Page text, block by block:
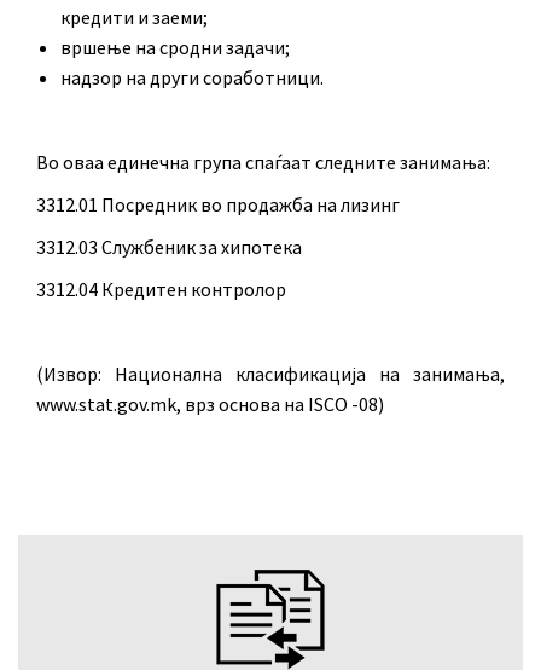
кредити и заеми;
вршење на сродни задачи;
надзор на други соработници.
Во оваа единечна група спаѓаат следните занимања:
3312.01 Посредник во продажба на лизинг
3312.03 Службеник за хипотека
3312.04 Кредитен контролор
(Извор: Национална класификација на занимања,
www.stat.gov.mk, врз основа на ISCO -08)